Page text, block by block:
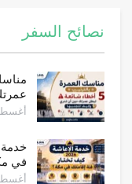
نصائح السفر
أغسطس
في
أغسطس